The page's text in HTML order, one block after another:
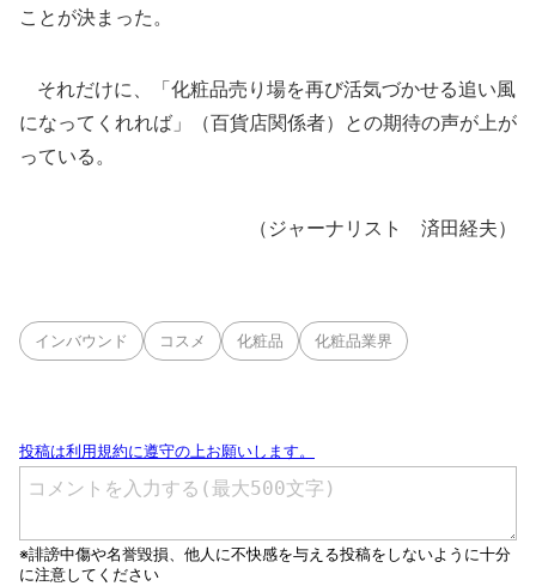
ことが決まった。
それだけに、「化粧品売り場を再び活気づかせる追い風
になってくれれば」（百貨店関係者）との期待の声が上が
っている。
（ジャーナリスト 済田経夫）
インバウンド コスメ 化粧品 化粧品業界